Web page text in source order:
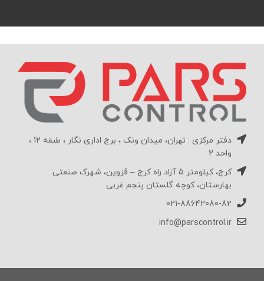
دفتر مرکزی : تهران، میدان ونک ، برج اداری نگار ، طبقه 12 ،
واحد 2
کرج، کیلومتر 5 آزاد راه کرج – قزوین، شهرک صنعتی
بهارستان، کوچه گلستان پنجم غربی
021-88642080-82
info@parscontrol.ir